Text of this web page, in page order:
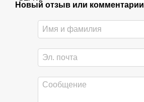
Новый отзыв или комментарий